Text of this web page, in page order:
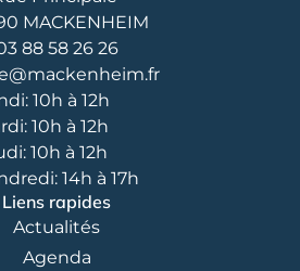
MACKENHEIM
88 58 26 26
10h à 12h
10h à 12h
10h à 12h
14h à 17h
Liens rapides
Actualités
Agenda